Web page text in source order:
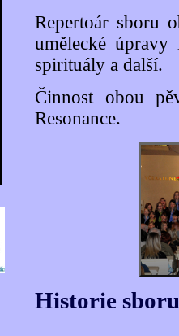
Repertoár sboru
umělecké
spirituály a další.
Činnost obou
Resonance.
Historie sboru